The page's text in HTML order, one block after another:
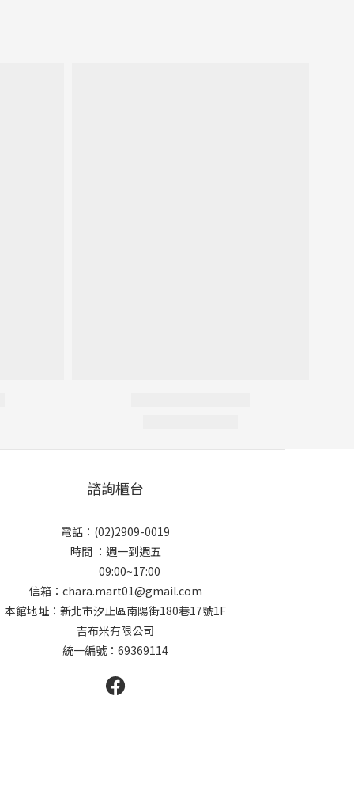
諮詢櫃台
電話：(02)2909-0019
時間 ：週一到週五
09:00~17:00
信箱：chara.mart01@gmail.com
本館地址：新北市汐止區南陽街180巷17號1F
吉布米有限公司
統一編號：69369114